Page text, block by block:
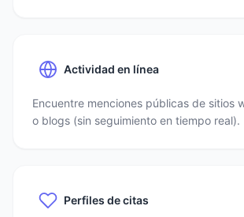
Actividad en línea
Encuentre menciones públicas de sitios
o blogs (sin seguimiento en tiempo real).
Perfiles de citas